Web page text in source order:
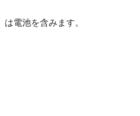
電池を含みます。